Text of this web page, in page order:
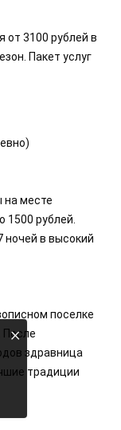
от 3100 рублей в
Пакет услуг
на месте
1500 рублей.
ночей в высокий
поселке
После
здравница
традиции
×